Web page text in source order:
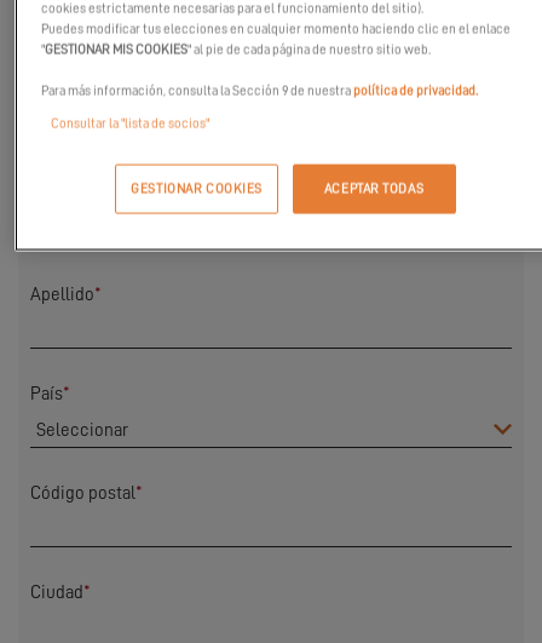
¿NOS PONEMOS EN CONTACTO CON
USTED?
Tratamiento
Apellido*
País*
Código postal*
Ciudad *
cookies estrictamente necesarias para el funcionamiento del sitio).
Puedes modificar tus elecciones en cualquier momento haciendo clic en el enlace
"GESTIONAR MIS COOKIES" al pie de cada página de nuestro sitio web.
Para más información, consulta la Sección 9 de nuestrapolítica de privacidad.
Consultar la "lista de socios"
GESTIONAR COOKIES ACEPTAR TODAS